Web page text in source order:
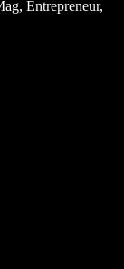
Entrepreneur,